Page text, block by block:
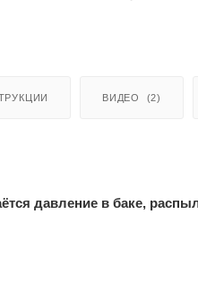
ВИДЕО (2)
давление в баке,